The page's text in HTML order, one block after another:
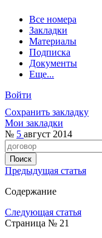
Все номера
Закладки
Материалы
Подписка
Документы
Еще...
Войти
Сохранить закладку
Мои закладки
№ 5 август 2014
Предыдущая статья
Содержание
Следующая статья
Страница № 21